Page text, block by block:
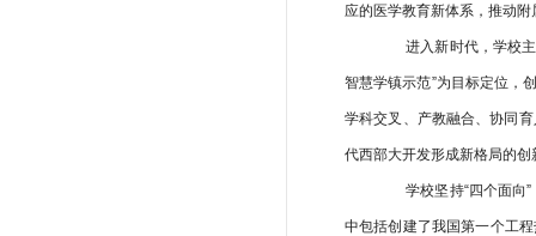
应的医学教育新体系，推动
进入新时代，学校主
智慧学镇示范”为目标定位，
学科交叉、产教融合、协同
代西部大开发形成新格局的创
学校坚持“四个面向”
中包括创建了我国第一个工